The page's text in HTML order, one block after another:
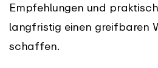
Empfehlungen und
langfristig einen greifbaren
schaffen.